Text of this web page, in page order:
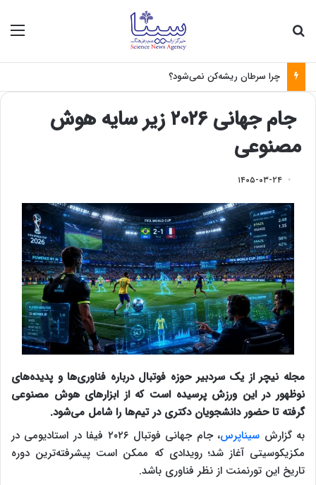
چرا سرطان ریشه‌کن نمی‌شود؟
جام جهانی ۲۰۲۶ زیر سایه هوش
مصنوعی
۱۴۰۵-۰۳-۲۴
مجله نیچر از یک سردبیر حوزه فوتبال درباره فناوری‌ها و پدیده‌های
نوظهور در این ورزش پرسیده است که از ابزارهای هوش مصنوعی
گرفته تا حضور دانشجویان دکتری در تیم‌ها را شامل می‌شود.
به گزارش سیناپرس
، جام جهانی فوتبال ۲۰۲۶ فیفا در استادیومی در
مکزیکوسیتی آغاز شد؛ رویدادی که ممکن است پیشرفته‌ترین دوره
تاریخ این تورنمنت از نظر فناوری باشد.